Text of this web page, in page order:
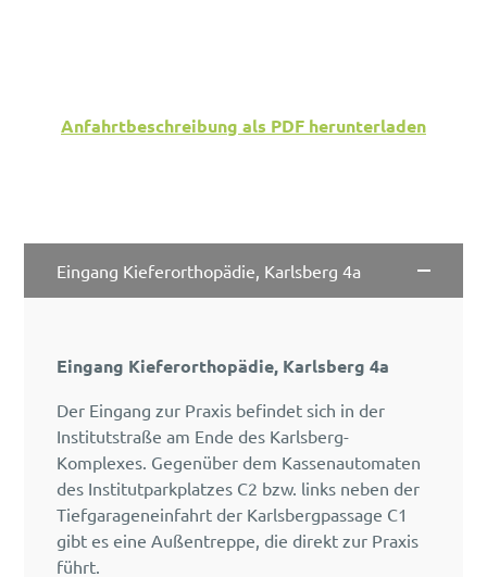
Anfahrtbeschreibung als PDF herunterladen
Eingang Kieferorthopädie, Karlsberg 4a
Eingang Kieferorthopädie, Karlsberg 4a
Der Eingang zur Praxis befindet sich in der
Institutstraße am Ende des Karlsberg-
Komplexes. Gegenüber dem Kassenautomaten
des Institutparkplatzes C2 bzw. links neben der
Tiefgarageneinfahrt der Karlsbergpassage C1
gibt es eine Außentreppe, die direkt zur Praxis
führt.